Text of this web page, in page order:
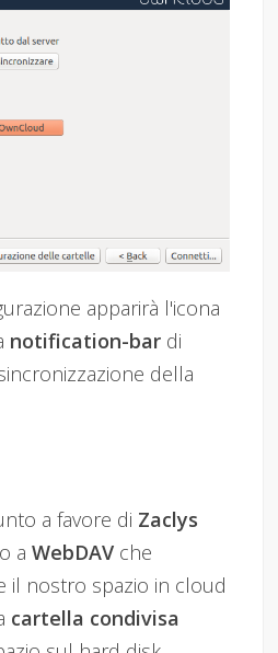
apparirà l'icona
notification-bar di
della
a favore di Zaclys
aWebDAV che
il nostro spazio in cloud
cartella condivisa